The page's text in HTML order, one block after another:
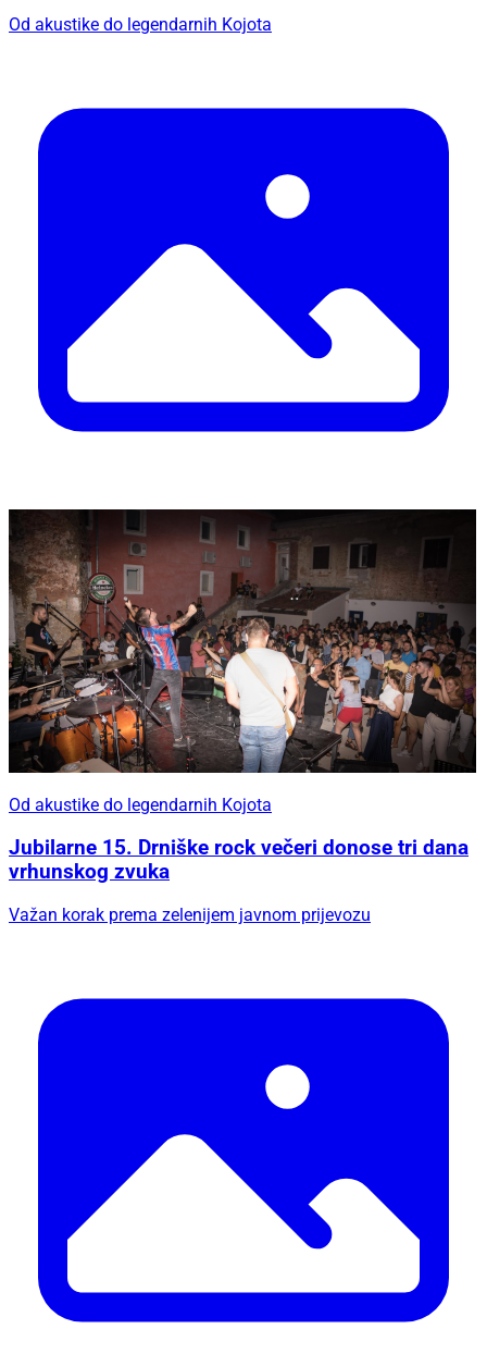
Od akustike do legendarnih Kojota
Od akustike do legendarnih Kojota
Jubilarne 15. Drniške rock večeri donose tri dana
vrhunskog zvuka
Važan korak prema zelenijem javnom prijevozu